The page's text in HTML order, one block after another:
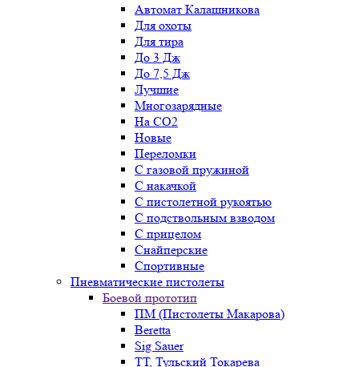
Автомат Калашникова
Для охоты
Для тира
До 3 Дж
До 7,5 Дж
Лучшие
Многозарядные
На CO2
Новые
Переломки
С газовой пружиной
С накачкой
С пистолетной рукоятью
С подствольным взводом
С прицелом
Снайперские
Спортивные
Пневматические пистолеты
Боевой прототип
ПМ (Пистолеты Макарова)
Beretta
Sig Sauer
ТТ, Тульский Токарева